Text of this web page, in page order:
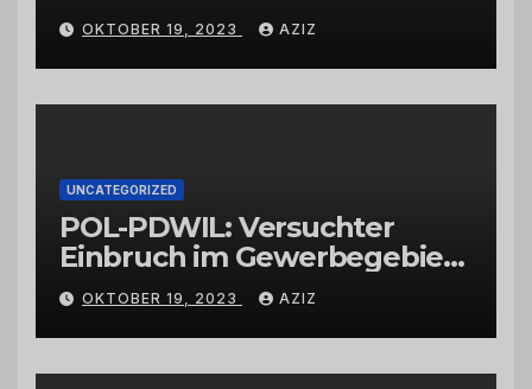
OKTOBER 19, 2023 AZIZ
UNCATEGORIZED
POL-PDWIL: Versuchter
Einbruch im Gewerbegebiet
Wittlich
OKTOBER 19, 2023 AZIZ